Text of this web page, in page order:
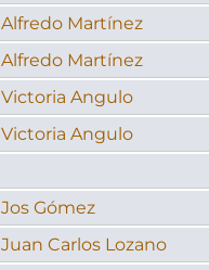
Alfredo Martínez
Alfredo Martínez
Victoria Angulo
Victoria Angulo
Jos Gómez
Juan Carlos Lozano